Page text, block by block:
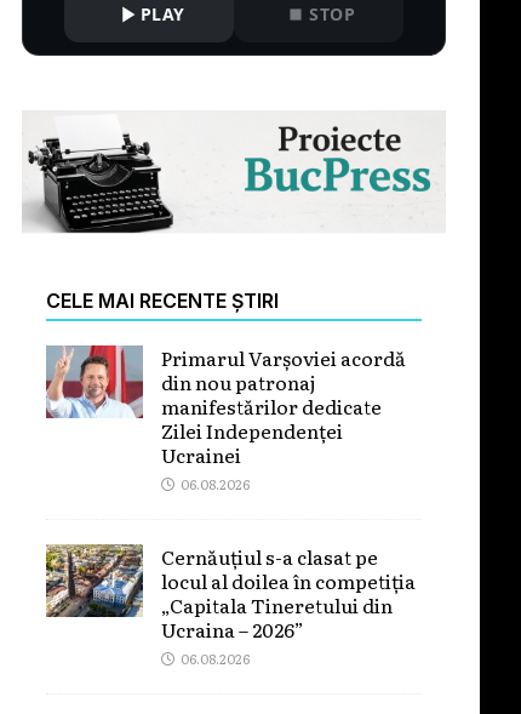
PLAY STOP
CELE MAI RECENTE ȘTIRI
Primarul Varșoviei acordă
din nou patronaj
manifestărilor dedicate
Zilei Independenței
Ucrainei
06.08.2026
Cernăuțiul s-a clasat pe
locul al doilea în competiția
„Capitala Tineretului din
Ucraina – 2026”
06.08.2026